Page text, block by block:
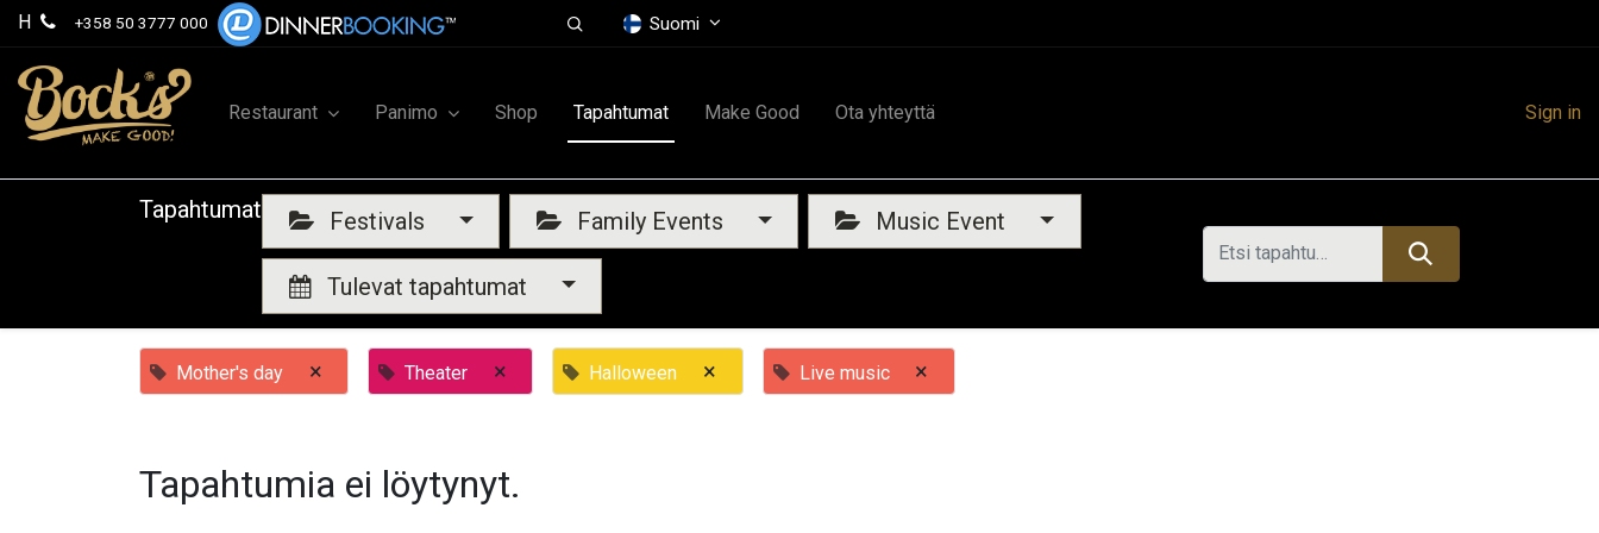
H +358 50 3777 000 Suomi
Restaurant Panimo Shop Tapahtumat Make Good Ota yhteyttä Sign in
Tapahtumat Festivals Family Events Music Event
Tulevat tapahtumat
Mother's day × Theater × Halloween × Live music ×
Tapahtumia ei löytynyt.